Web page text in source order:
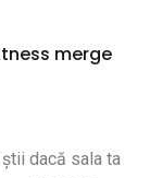
merge
dacă sala ta